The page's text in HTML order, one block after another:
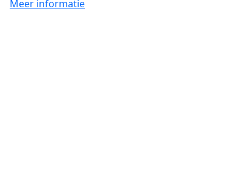
Meer informatie